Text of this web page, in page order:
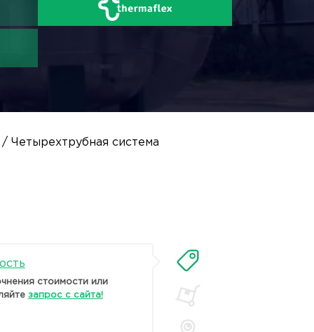
Четырехтрубная система
стоимости или
запрос с сайта!